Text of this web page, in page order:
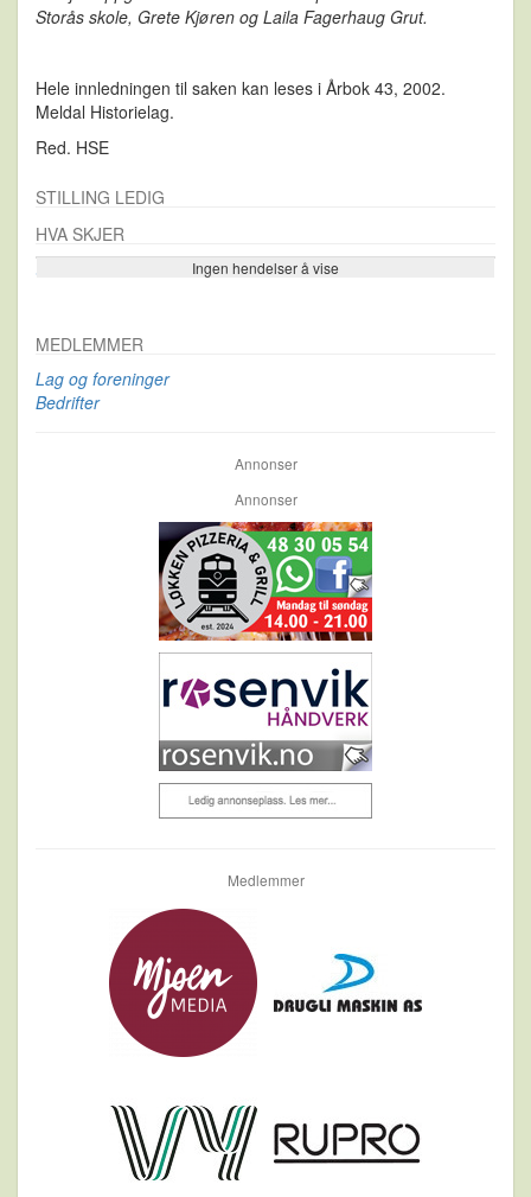
Storås skole, Grete Kjøren og Laila Fagerhaug Grut.
Hele innledningen til saken kan leses i Årbok 43, 2002.
Meldal Historielag.
Red. HSE
STILLING LEDIG
HVA SKJER
Ingen hendelser å vise
Se flere…
MEDLEMMER
Lag og foreninger
Bedrifter
Annonser
Annonser
Medlemmer